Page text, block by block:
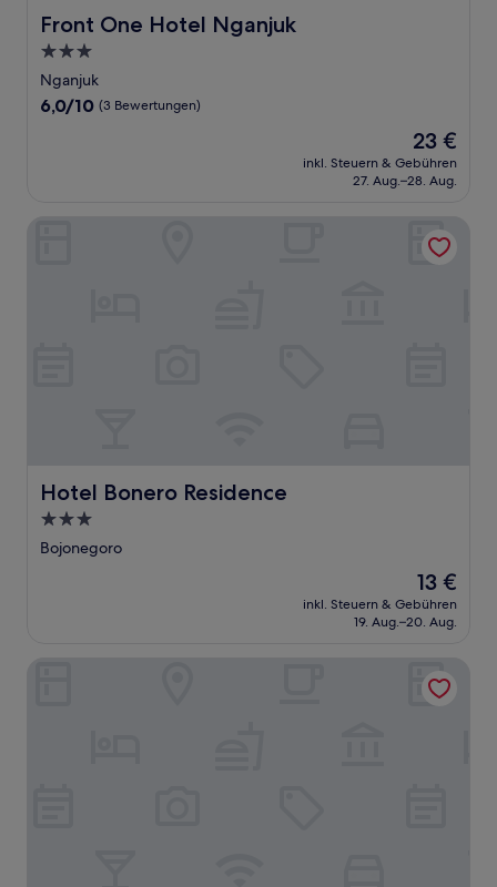
Front One Hotel Nganjuk
Front One Hotel Nganjuk
3.0-
Sterne-
Unterkunft
Nganjuk
6.0
6,0/10 (3 Bewertungen)
Der
Preis
beträgt
23 €
inkl. Steuern & Gebühren
27. Aug.–28. Aug.
Hotel Bonero Residence
Hotel Bonero Residence
3.0-
Sterne-
Bojonegoro
Der
Preis
beträgt
13 €
inkl. Steuern & Gebühren
19. Aug.–20. Aug.